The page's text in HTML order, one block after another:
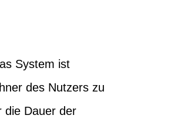
System ist
des Nutzers zu
die Dauer der